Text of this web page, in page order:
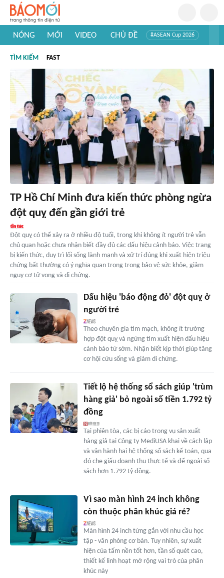
NÓNG MỚI VIDEO CHỦ ĐỀ #ASEAN Cup 2026
#Khám phá thế giới
TÌM KIẾM FAST
TP Hồ Chí Minh đưa kiến thức phòng ngừa
đột quỵ đến gần giới trẻ
Đột quỵ có thể xảy ra ở nhiều độ tuổi, trong khi không ít người trẻ vẫn
chủ quan hoặc chưa nhận biết đầy đủ các dấu hiệu cảnh báo. Việc trang
bị kiến thức, duy trì lối sống lành mạnh và xử trí đúng khi xuất hiện triệu
chứng bất thường có ý nghĩa quan trọng trong bảo vệ sức khỏe, giảm
nguy cơ tử vong và di chứng.
Dấu hiệu 'báo động đỏ' đột quỵ ở
người trẻ
Theo chuyên gia tim mạch, không ít trường
hợp đột quỵ và ngừng tim xuất hiện dấu hiệu
cảnh báo từ sớm. Nhận biết kịp thời giúp tăng
cơ hội cứu sống và giảm di chứng.
Tiết lộ hệ thống sổ sách giúp 'trùm
hàng giả' bỏ ngoài số tiền 1.792 tỷ
đồng
Tại phiên tòa, các bị cáo trong vụ sản xuất
hàng giả tại Công ty MediUSA khai về cách lập
và vận hành hai hệ thống sổ sách kế toán, qua
đó che giấu doanh thu thực tế và để ngoài sổ
sách hơn 1.792 tỷ đồng.
Vì sao màn hình 24 inch không
còn thuộc phân khúc giá rẻ?
Màn hình 24 inch từng gắn với nhu cầu học
tập - văn phòng cơ bản. Tuy nhiên, sự xuất
hiện của tấm nền tốt hơn, tần số quét cao,
thiết kế linh hoạt mở rộng vai trò của phân
khúc này